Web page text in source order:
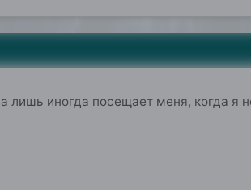
лишь иногда посещает меня, когда я